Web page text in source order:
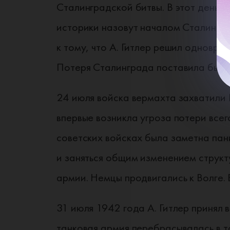
Сталинградской битвы. В этот день
историки назовут началом
к тому, что А. Гитлер решил
Потеря Сталинграда поставила бы
24 июля войска вермахта
впервые возникла угроза потери
советских войсках была заметна
и заняться общим изменением
армии. Немцы продвигались к
31 июля 1942 года А. Гитлер